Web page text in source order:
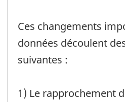
Ces changements
données découlent
suivantes :
1) Le rapprochement